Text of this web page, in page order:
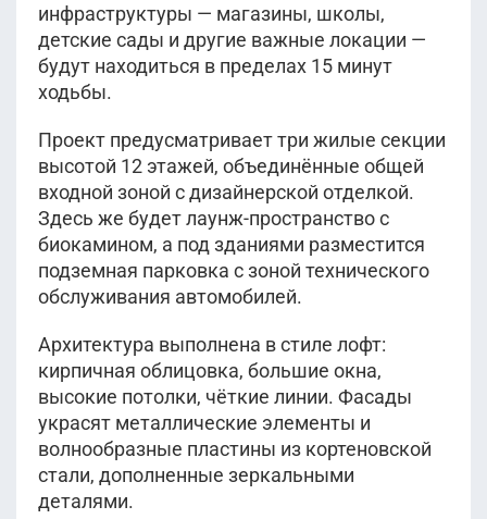
инфраструктуры — магазины, школы,
детские сады и другие важные локации —
будут находиться в пределах 15 минут
ходьбы.
Проект предусматривает три жилые секции
высотой 12 этажей, объединённые общей
входной зоной с дизайнерской отделкой.
Здесь же будет лаунж-пространство с
биокамином, а под зданиями разместится
подземная парковка с зоной технического
обслуживания автомобилей.
Архитектура выполнена в стиле лофт:
кирпичная облицовка, большие окна,
высокие потолки, чёткие линии. Фасады
украсят металлические элементы и
волнообразные пластины из кортеновской
стали, дополненные зеркальными
деталями.